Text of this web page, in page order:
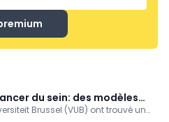
du sein: des modèles
fiables (VUB)
Brussel (VUB) ont trouvé un